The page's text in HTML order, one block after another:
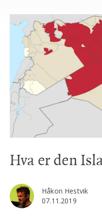
Hva er den
Håkon Hestvik
07.11.2019